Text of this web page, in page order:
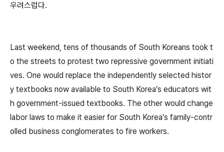
우려스럽다.
Last weekend, tens of thousands of South Koreans took t
o the streets to protest two repressive government initiati
ves. One would replace the independently selected histor
y textbooks now available to South Korea’s educators wit
h government-issued textbooks. The other would change
labor laws to make it easier for South Korea’s family-contr
olled business conglomerates to fire workers.